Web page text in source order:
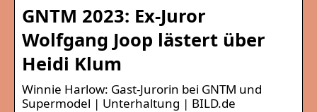
GNTM 2023: Ex-Juror
Wolfgang Joop lästert über
Heidi Klum
Winnie Harlow: Gast-Jurorin bei GNTM und
Supermodel | Unterhaltung | BILD.de